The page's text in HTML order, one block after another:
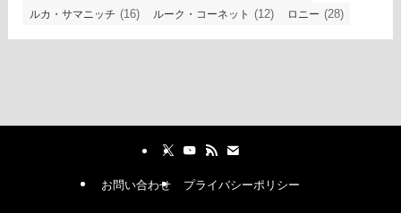
ルカ・サマニッチ (16) ルーク・コーネット (12) ロニー (28)
お問い合わせ プライバシーポリシー